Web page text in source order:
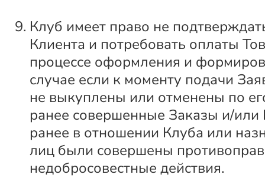
Клуб имеет право не
Клиента и потребовать оплаты
процессе оформления и
случае если к моменту подачи
не выкуплены или отменены по
ранее совершенные Заказы и/или
ранее в отношении Клуба или
лиц были совершены
недобросовестные действия.